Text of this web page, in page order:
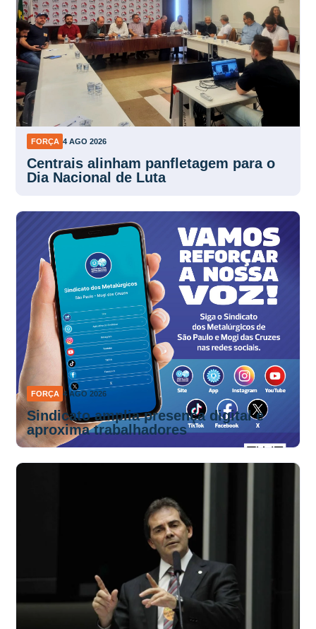
FORÇA 4 AGO 2026
Centrais alinham panfletagem para o
Dia Nacional de Luta
FORÇA 4 AGO 2026
Sindicato amplia presença digital e
aproxima trabalhadores